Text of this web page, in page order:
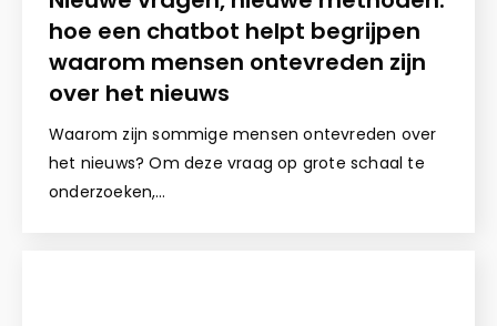
hoe een chatbot helpt begrijpen
waarom mensen ontevreden zijn
over het nieuws
Waarom zijn sommige mensen ontevreden over
het nieuws? Om deze vraag op grote schaal te
onderzoeken,…